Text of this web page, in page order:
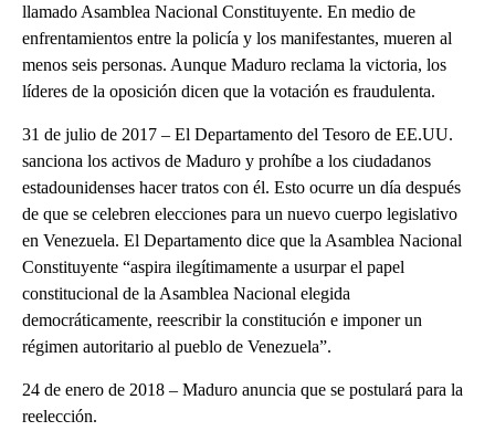
llamado Asamblea Nacional Constituyente. En medio de
enfrentamientos entre la policía y los manifestantes, mueren al
menos seis personas. Aunque Maduro reclama la victoria, los
líderes de la oposición dicen que la votación es fraudulenta.
31 de julio de 2017 – El Departamento del Tesoro de EE.UU.
sanciona los activos de Maduro y prohíbe a los ciudadanos
estadounidenses hacer tratos con él. Esto ocurre un día después
de que se celebren elecciones para un nuevo cuerpo legislativo
en Venezuela. El Departamento dice que la Asamblea Nacional
Constituyente “aspira ilegítimamente a usurpar el papel
constitucional de la Asamblea Nacional elegida
democráticamente, reescribir la constitución e imponer un
régimen autoritario al pueblo de Venezuela”.
24 de enero de 2018 – Maduro anuncia que se postulará para la
reelección.